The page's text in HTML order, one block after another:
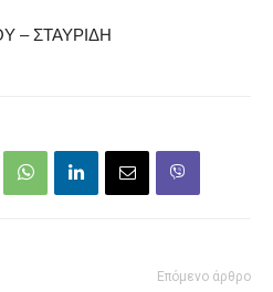
– ΣΤΑΥΡΙΔΗ
Επόμενο άρθρο